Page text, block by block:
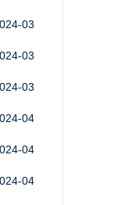
03
03
03
04
04
04